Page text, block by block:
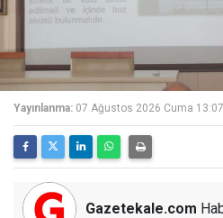
Yayınlanma: 07 Ağustos 2026 Cuma 13:07
Gazetekale.com